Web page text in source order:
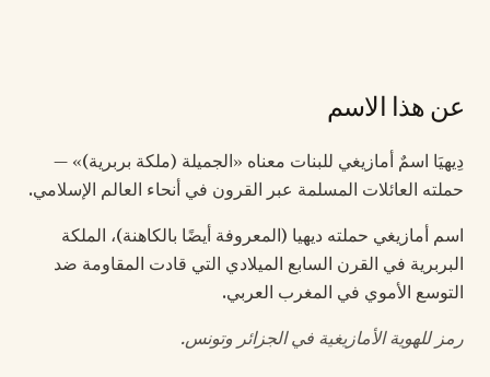
عن هذا الاسم
دِيهيَا اسمٌ أمازيغي للبنات معناه «الجميلة (ملكة بربرية)» —
حملته العائلات المسلمة عبر القرون في أنحاء العالم الإسلامي.
اسم أمازيغي حملته ديهيا (المعروفة أيضًا بالكاهنة)، الملكة
البربرية في القرن السابع الميلادي التي قادت المقاومة ضد
التوسع الأموي في المغرب العربي.
رمز للهوية الأمازيغية في الجزائر وتونس.